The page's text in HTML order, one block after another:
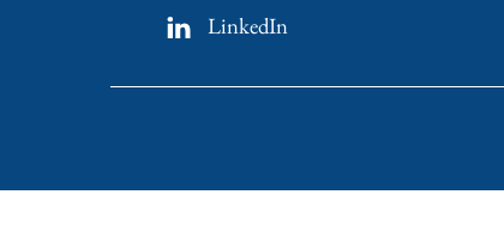
LinkedIn